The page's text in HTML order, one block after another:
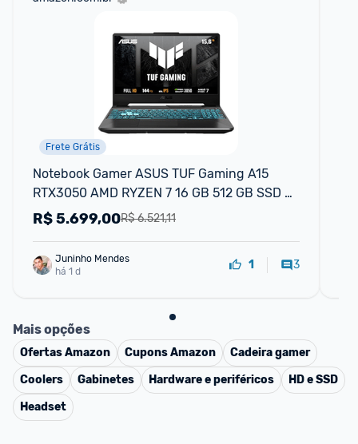
Frete Grátis
Notebook Gamer ASUS TUF Gaming A15
RTX3050 AMD RYZEN 7 16 GB 512 GB SSD
W11 Home 15.6'' IPS 144Hz Graphite Black
R$ 6.521,11
R$5.699,00
Juninho Mendes
há 1 d
1 3
Mais opções
OfertasAmazon CuponsAmazon
Cadeira gamer
Coolers
Gabinetes Hardware e periféricos
HD e SSD
Headset